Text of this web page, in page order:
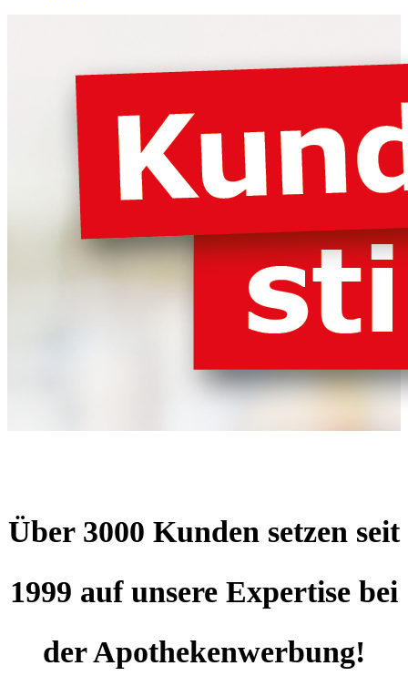
Über 3000 Kunden setzen seit
1999 auf unsere Expertise bei
der Apothekenwerbung!